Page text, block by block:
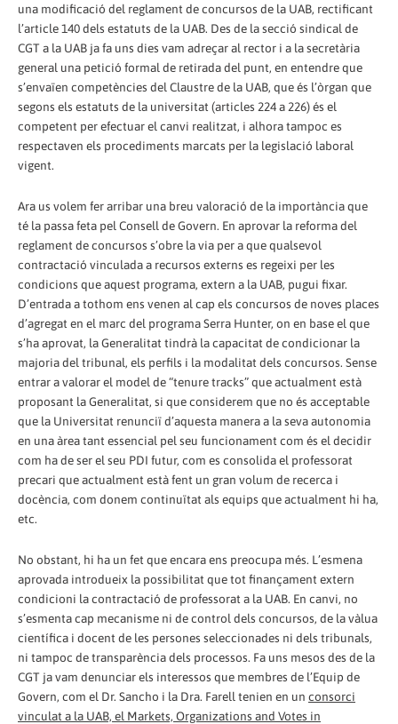
una modificació del reglament de concursos de la UAB, rectificant
l’article 140 dels estatuts de la UAB. Des de la secció sindical de
CGT a la UAB ja fa uns dies vam adreçar al rector i a la secretària
general una petició formal de retirada del punt, en entendre que
s’envaïen competències del Claustre de la UAB, que és l’òrgan que
segons els estatuts de la universitat (articles 224 a 226) és el
competent per efectuar el canvi realitzat, i alhora tampoc es
respectaven els procediments marcats per la legislació laboral
vigent.
Ara us volem fer arribar una breu valoració de la importància que
té la passa feta pel Consell de Govern. En aprovar la reforma del
reglament de concursos s’obre la via per a que qualsevol
contractació vinculada a recursos externs es regeixi per les
condicions que aquest programa, extern a la UAB, pugui fixar.
D’entrada a tothom ens venen al cap els concursos de noves places
d’agregat en el marc del programa Serra Hunter, on en base el que
s’ha aprovat, la Generalitat tindrà la capacitat de condicionar la
majoria del tribunal, els perfils i la modalitat dels concursos. Sense
entrar a valorar el model de “tenure tracks” que actualment està
proposant la Generalitat, si que considerem que no és acceptable
que la Universitat renunciï d’aquesta manera a la seva autonomia
en una àrea tant essencial pel seu funcionament com és el decidir
com ha de ser el seu PDI futur, com es consolida el professorat
precari que actualment està fent un gran volum de recerca i
docència, com donem continuïtat als equips que actualment hi ha,
etc.
No obstant, hi ha un fet que encara ens preocupa més. L’esmena
aprovada introdueix la possibilitat que tot finançament extern
condicioni la contractació de professorat a la UAB. En canvi, no
s’esmenta cap mecanisme ni de control dels concursos, de la vàlua
científica i docent de les persones seleccionades ni dels tribunals,
ni tampoc de transparència dels processos. Fa uns mesos des de la
CGT ja vam denunciar els interessos que membres de l’Equip de
Govern, com el Dr. Sancho i la Dra. Farell tenien en un consorci
vinculat a la UAB, el Markets, Organizations and Votes in